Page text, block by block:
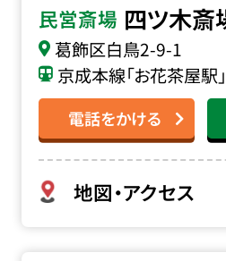
民営斎場 四ツ木斎
葛飾区白鳥2-9-1
京成本線「お花茶屋駅
電話をかける
地図・アクセス